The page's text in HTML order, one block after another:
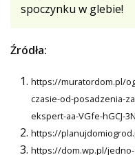
spoczynku w glebie!
Źródła:
https://muratordom.pl/
czasie-od-posadzenia-
ekspert-aa-VGfe-hGCJ-
https://
https://dom.wp.pl/